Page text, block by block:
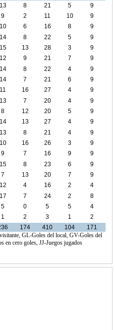
13 8 21 5
9
9 2 11 10
9
10 6 16 8
9
14 8 22 5
9
15 13 28 3
9
12 9 21 7
9
14 8 22 4
9
14 7 21 6
9
11 16 27 4
9
13 7 20 4
9
8 12 20 5
9
14 13 27 4
9
13 8 21 4
9
10 16 26 3
9
9 7 16 9
9
15 8 23 6
9
7 13 20 7
9
12 4 16 2
4
17 7 24 2
8
5 0 5 5
4
1 2 3 1
2
174 410 104
171
GL-Goles del local, GV-Goles del
en cero goles, JJ-Juegos jugados